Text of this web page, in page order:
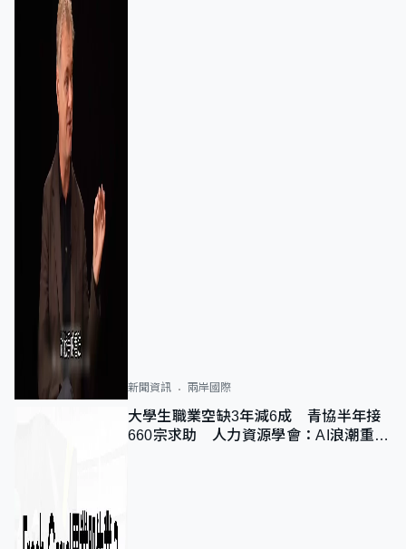
新聞資訊 兩岸國際
大學生職業空缺3年減6成 青協半年接
660宗求助 人力資源學會：AI浪潮重整